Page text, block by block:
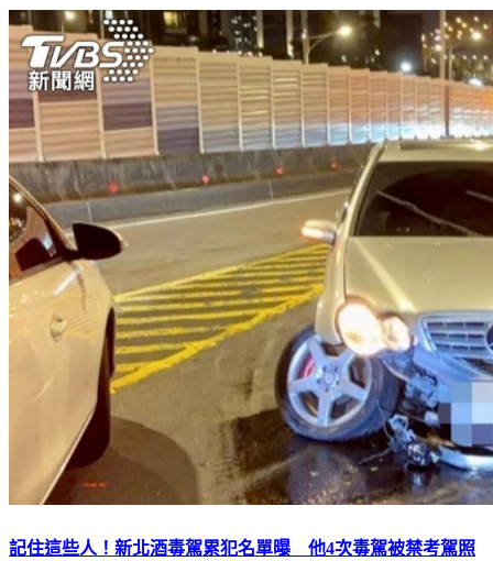
記住這些人！新北酒毒駕累犯名單曝 他4次毒駕被禁考駕照